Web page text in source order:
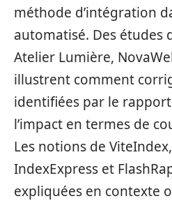
méthode d’intégration
automatisé. Des études
Atelier Lumière,
illustrent comment
identifiées par le
l’impact en termes de
Les notions de
IndexExpress et
expliquées en contexte